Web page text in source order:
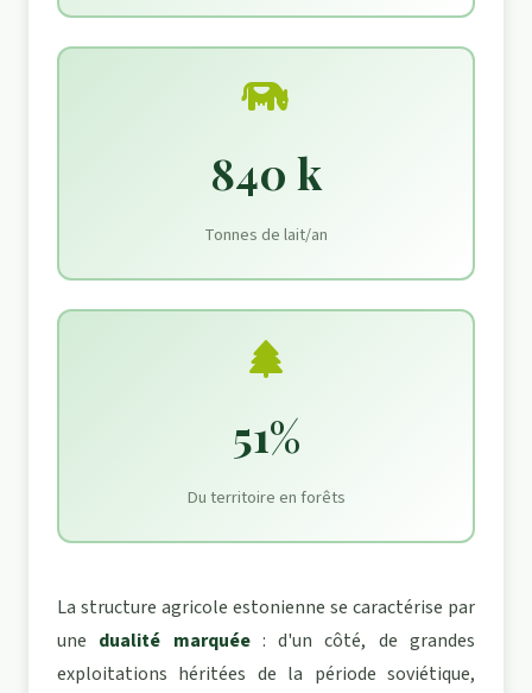
840 k
Tonnes de lait/an
51%
Du territoire en forêts
La structure agricole estonienne se caractérise par
une dualité marquée: d'un côté, de grandes
exploitations héritées de la période soviétique,